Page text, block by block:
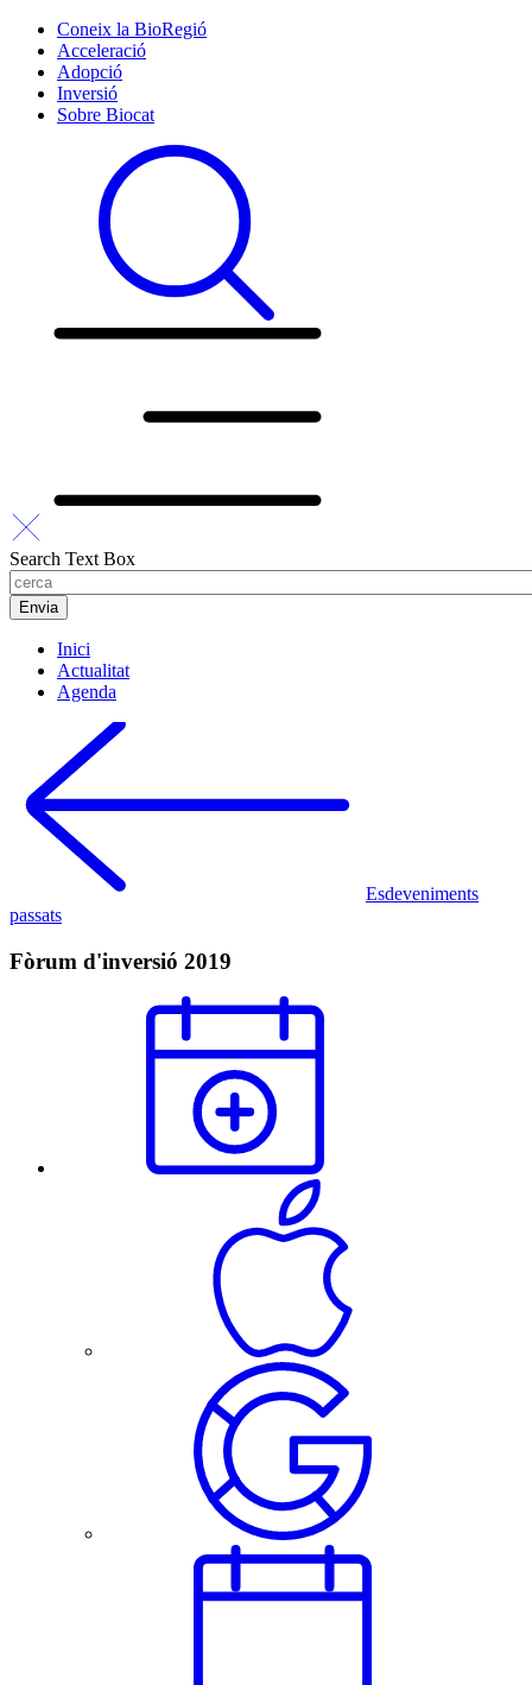
Coneix la BioRegió
Acceleració
Adopció
Inversió
Sobre Biocat
Search Text Box
Inici
Actualitat
Agenda
Esdeveniments
passats
Fòrum d'inversió 2019